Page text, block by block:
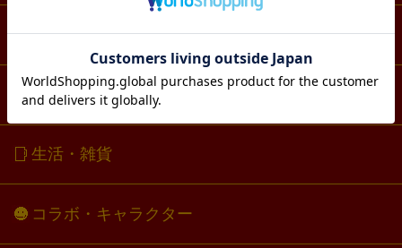
文具・ノート
スマホ・IT・メディア
生活・雑貨
コラボ・キャラクター